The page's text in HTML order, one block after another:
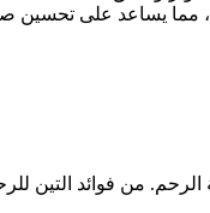
يساعد على تحسين
من فوائد التين